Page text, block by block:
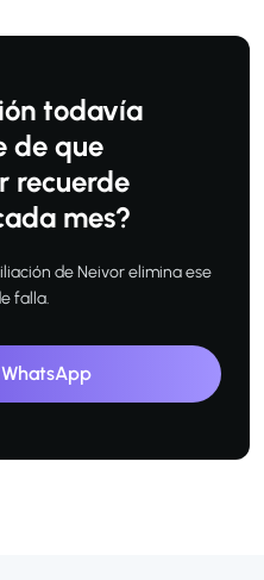
todavía
de que
recuerde
mes?
de Neivor elimina ese
falla.